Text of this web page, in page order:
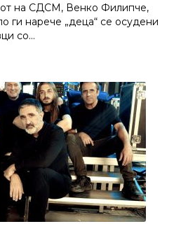
на СДСМ, Венко Филипче,
ги нарече „деца“ се осудени
со…